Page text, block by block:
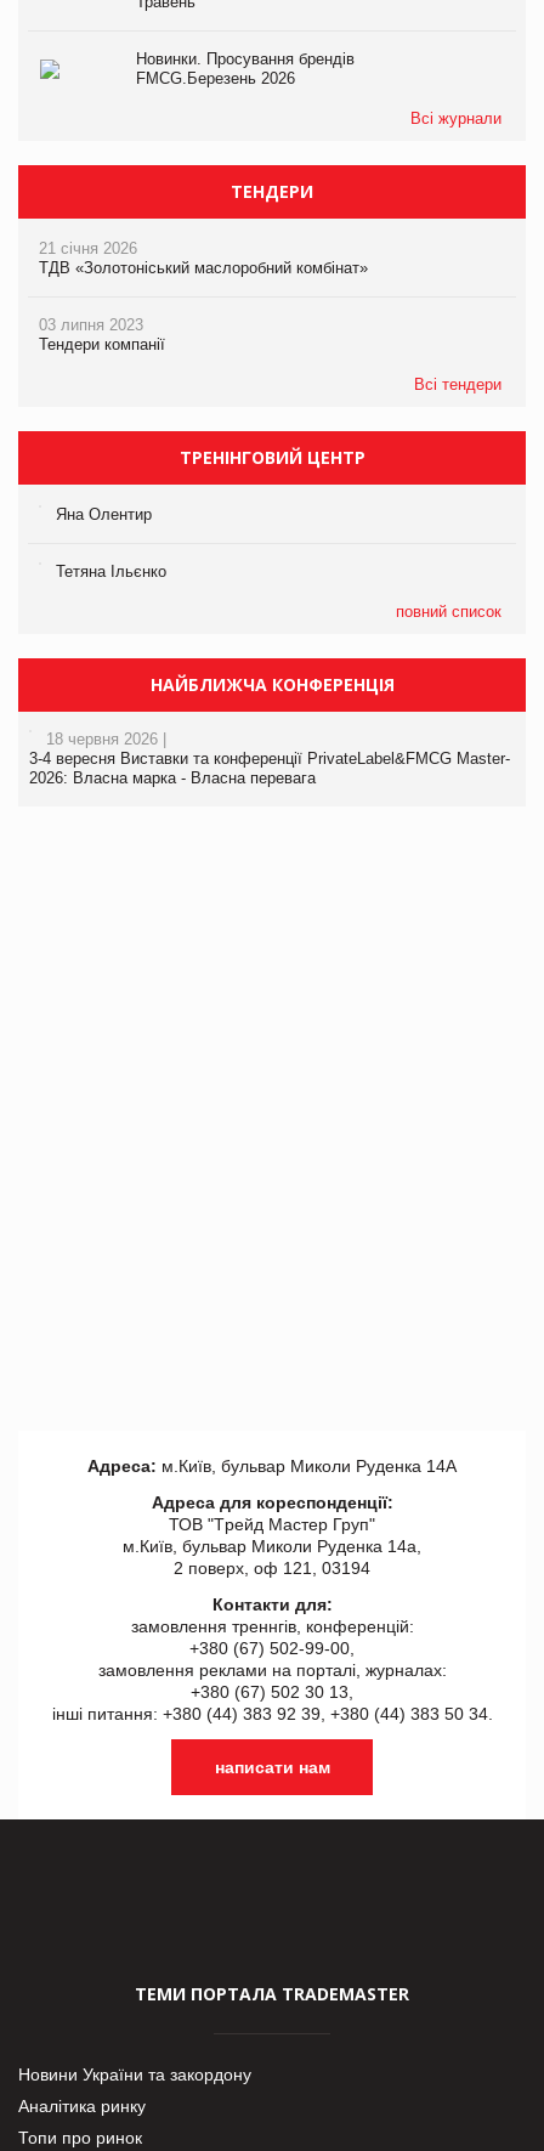
Новинки. Просування брендів
FMCG.Березень 2026
Всі журнали
ТЕНДЕРИ
21 січня 2026
ТДВ «Золотоніський маслоробний комбінат»
03 липня 2023
Тендери компанії
Всі тендери
ТРЕНІНГОВИЙ ЦЕНТР
Яна Олентир
Тетяна Ільєнко
повний список
НАЙБЛИЖЧА КОНФЕРЕНЦІЯ
18 червня 2026 |
3-4 вересня Виставки та конференції PrivateLabel&FMCG Master-
2026: Власна марка - Власна перевага
Адреса: м.Київ, бульвар Миколи Руденка 14А
Адреса для кореспонденції:
ТОВ "Tрейд Мастер Груп"
м.Київ, бульвар Миколи Руденка 14а,
2 поверх, оф 121, 03194
Контакти для:
замовлення треннгів, конференцій:
+380 (67) 502-99-00,
замовлення реклами на порталі, журналах:
+380 (67) 502 30 13,
інші питання: +380 (44) 383 92 39, +380 (44) 383 50 34.
написати нам
ТЕМИ ПОРТАЛА TRADEMASTER
Новини України та закордону
Аналітика ринку
Топи про ринок